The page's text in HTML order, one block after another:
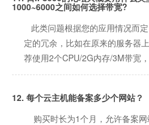
1000~6000之间如何选择带宽?
此类问题根据您的应用情况而
定的冗余，比如在原来的服务器
荐使用2个CPU/2G内存/3M带宽
12. 每个云主机能备案多少个网站？
购买时长为1个月，允许备案